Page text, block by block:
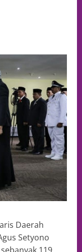
Daerah
Setyono